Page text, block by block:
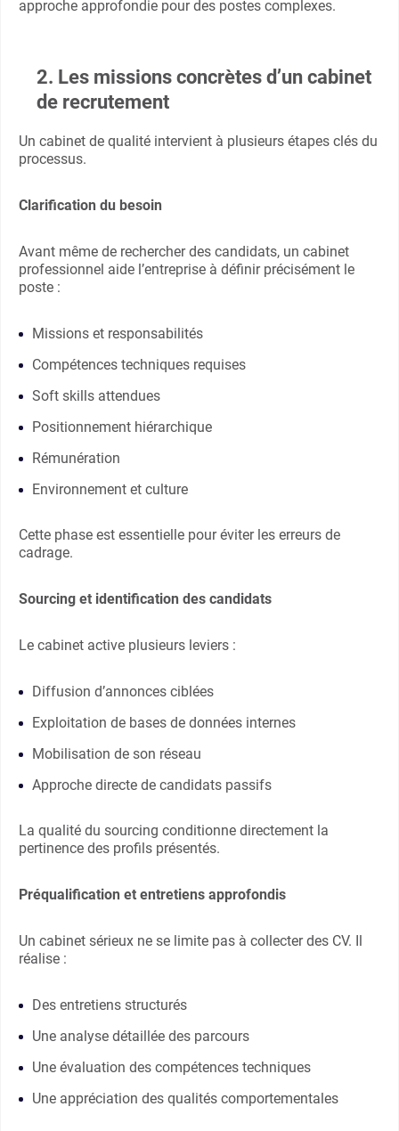
approche approfondie pour des postes complexes.
2. Les missions concrètes d’un cabinet
de recrutement
Un cabinet de qualité intervient à plusieurs étapes clés du
processus.
Clarification du besoin
Avant même de rechercher des candidats, un cabinet
professionnel aide l’entreprise à définir précisément le
poste :
Missions et responsabilités
Compétences techniques requises
Soft skills attendues
Positionnement hiérarchique
Rémunération
Environnement et culture
Cette phase est essentielle pour éviter les erreurs de
cadrage.
Sourcing et identification des candidats
Le cabinet active plusieurs leviers :
Diffusion d’annonces ciblées
Exploitation de bases de données internes
Mobilisation de son réseau
Approche directe de candidats passifs
La qualité du sourcing conditionne directement la
pertinence des profils présentés.
Préqualification et entretiens approfondis
Un cabinet sérieux ne se limite pas à collecter des CV. Il
réalise :
Des entretiens structurés
Une analyse détaillée des parcours
Une évaluation des compétences techniques
Une appréciation des qualités comportementales